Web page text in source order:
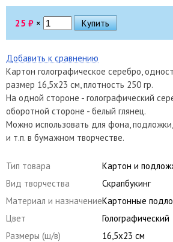
25 ₽ ×
Добавить к сравнению
Картон голографическое серебро,
размер 16,5х23 см, плотность 250 гр.
На одной стороне - голографический
оборотной стороне - белый глянец.
Можно использовать для фона,
и т.п. в бумажном творчестве.
Тип товара
Картон и
Вид творчества
Скрапбукинг
Материал и назначениеКартонные
Цвет
Голографический
Размеры (ш/в)
16,5х23 см